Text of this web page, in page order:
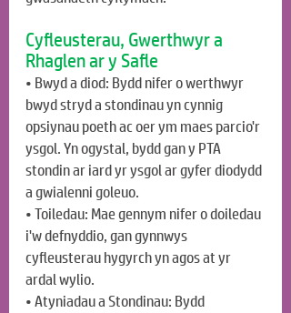
Cyfleusterau, Gwerthwyr a
Rhaglen ar y Safle
• Bwyd a diod: Bydd nifer o werthwyr
bwyd stryd a stondinau yn cynnig
opsiynau poeth ac oer ym maes parcio'r
ysgol. Yn ogystal, bydd gan y PTA
stondin ar iard yr ysgol ar gyfer diodydd
a gwialenni goleuo.
• Toiledau: Mae gennym nifer o doiledau
i'w defnyddio, gan gynnwys
cyfleusterau hygyrch yn agos at yr
ardal wylio.
• Atyniadau a Stondinau: Bydd